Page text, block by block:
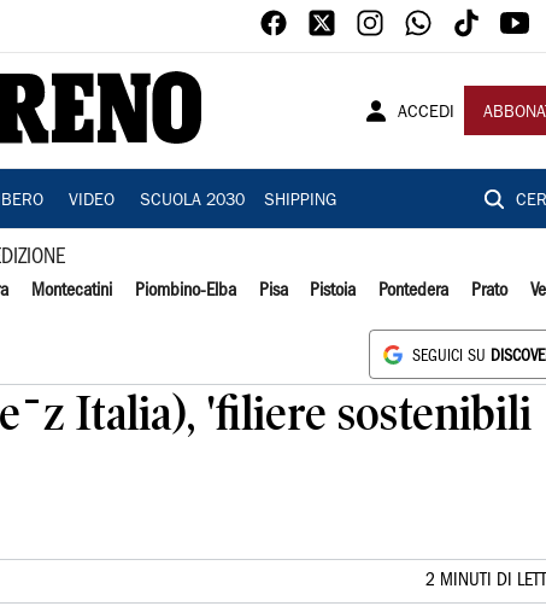
ACCEDI
VIDEO SCUOLA 2030 SHIPPING
Montecatini Piombino-Elba Pisa Pistoia Pontedera Prato
SEGUICI SU
Italia), 'filiere sostenibili
2 MINUTI DI